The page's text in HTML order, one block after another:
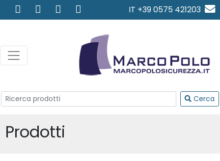
IT +39 0575 421203
Cerca
Prodotti